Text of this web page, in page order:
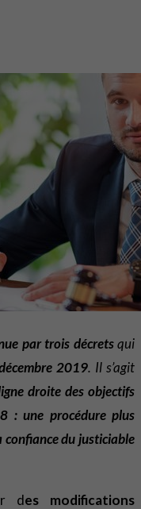
par trois décretsqui
2019. Il s’agit
droite des objectifs
: une procédure plus
du justiciable
des modifications